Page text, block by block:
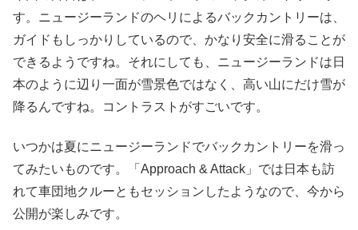
す。ニュージーランドのヘリによるバックカントリーは、
ガイドもしっかりしているので、かなり安全に滑ることが
できるようですね。それにしても、ニュージーランドは日
本のように辺り一面が雪景色ではなく、高い山にだけ雪が
降るんですね。コントラストがすごいです。
いつかは夏にニュージーランドでバックカントリーを滑っ
てみたいものです。「Approach & Attack」では日本も訪
れて車団地クルーともセッションしたようなので、今から
公開が楽しみです。